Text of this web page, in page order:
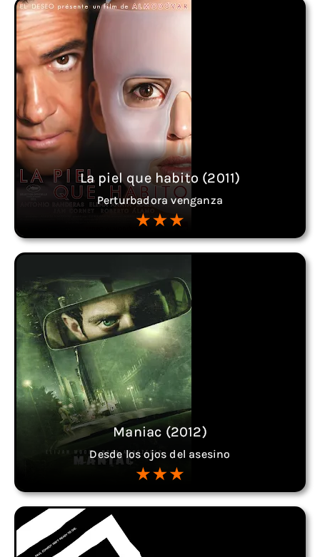
La piel que habito (2011)
Perturbadora venganza
Maniac (2012)
Desde los ojos del asesino